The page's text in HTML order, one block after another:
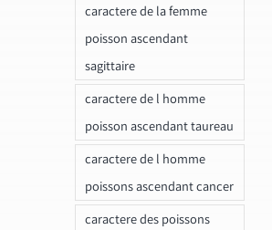
caractere de la femme
poisson ascendant
sagittaire
caractere de l homme
poisson ascendant taureau
caractere de l homme
poissons ascendant cancer
caractere des poissons